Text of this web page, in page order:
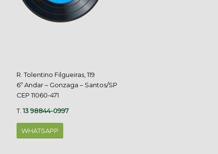
R. Tolentino Filgueiras, 119
6º Andar – Gonzaga – Santos/SP
CEP 11060-471
T.13 98844-0997
WHATSAPP